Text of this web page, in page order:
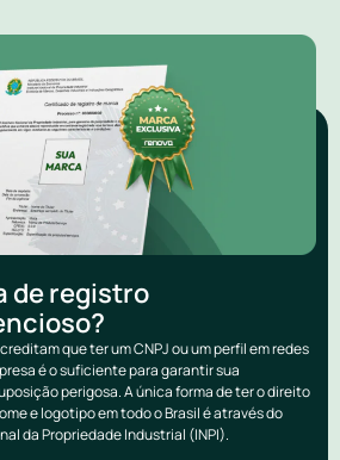
de registro
que ter um CNPJ ou um perfil em redes
é o suficiente para garantir sua
perigosa. A única forma de ter o direito
e logotipo em todo o Brasil é através do
da Propriedade Industrial (INPI).